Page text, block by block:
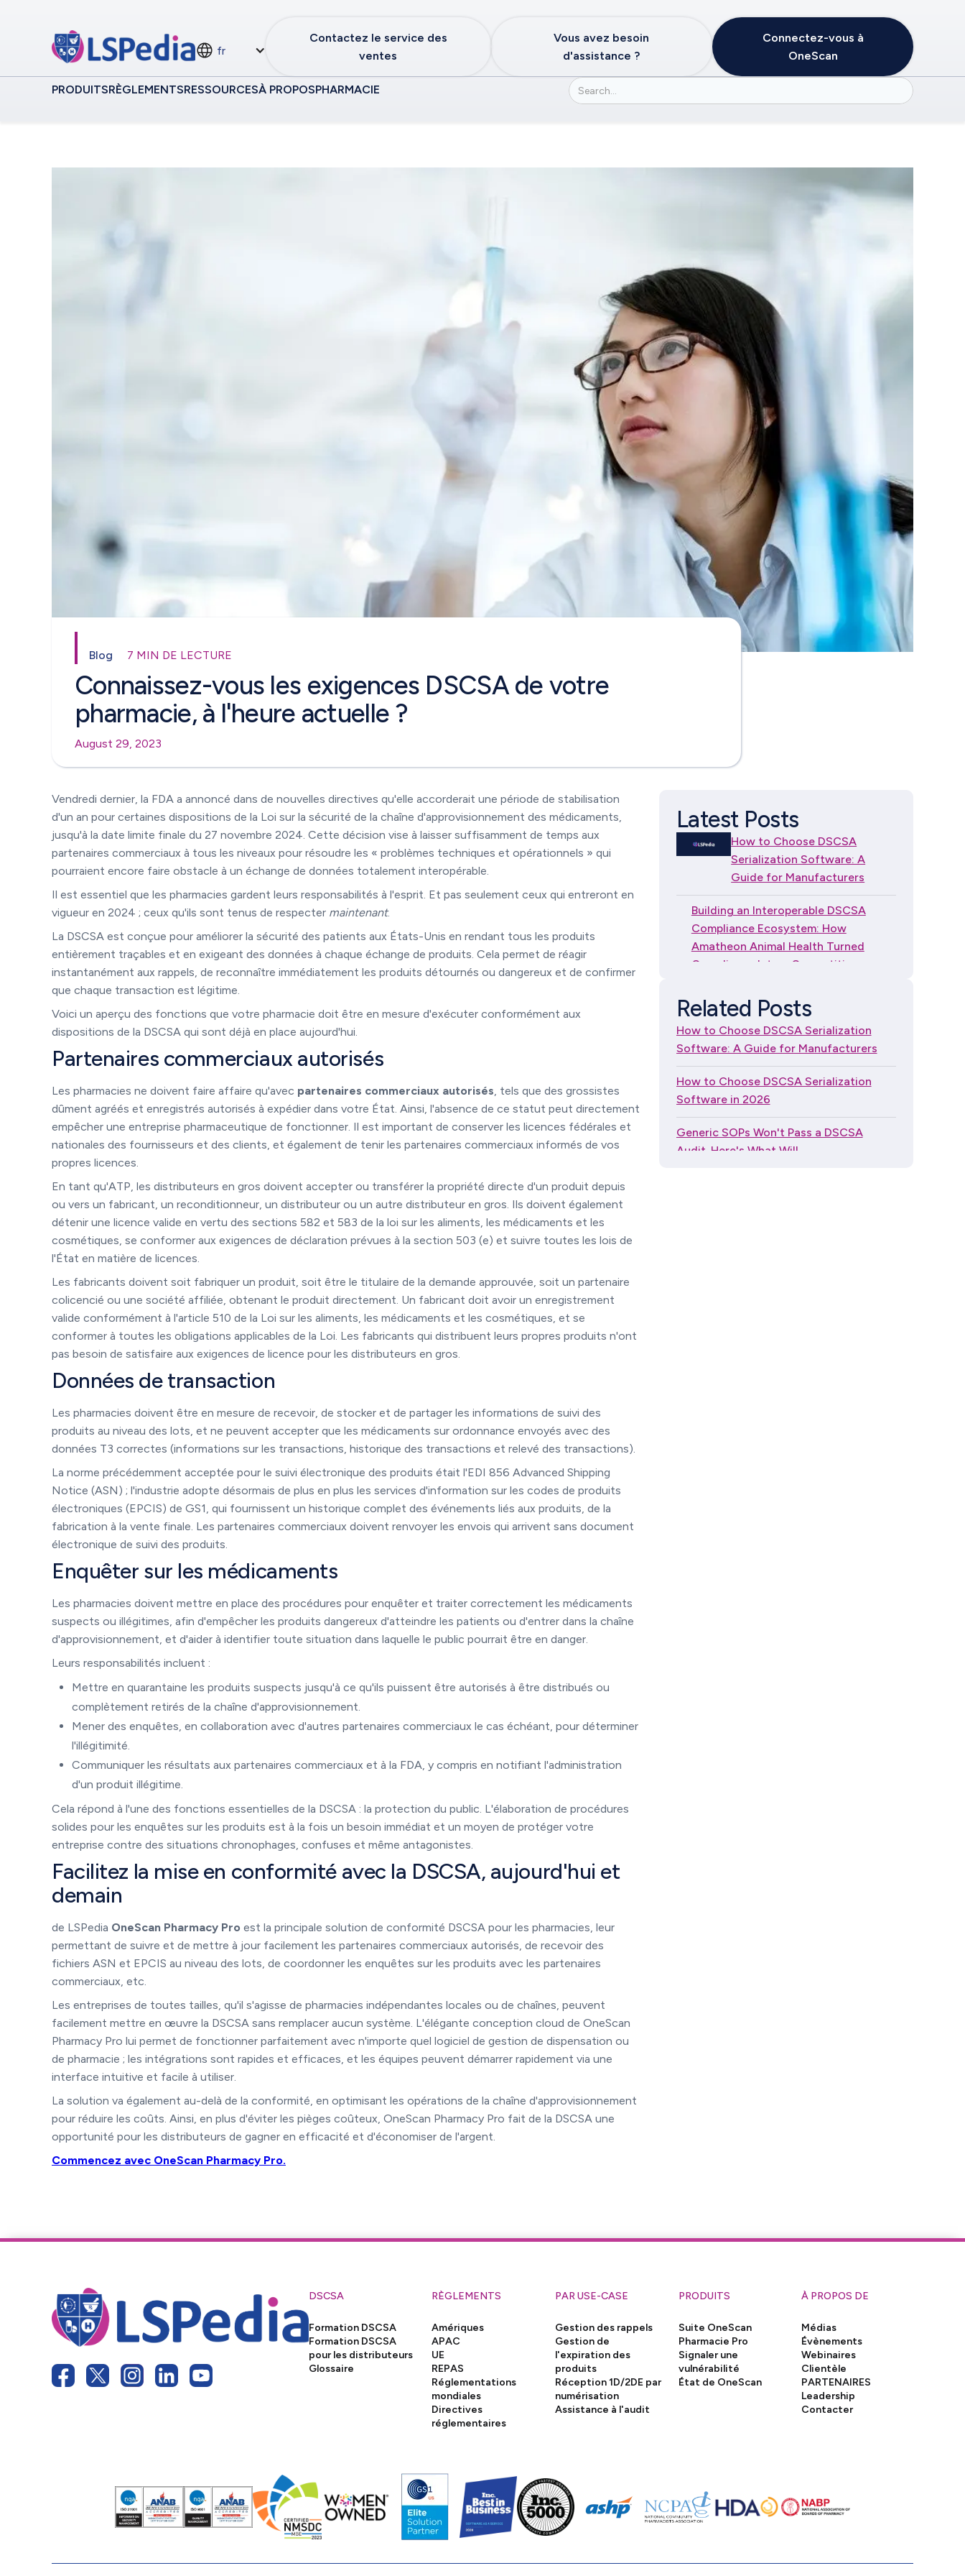
fr
Contactez le service des
ventes
Vous avez besoin
d'assistance ?
Connectez-vous à
OneScan
PRODUITSRÈGLEMENTSRESSOURCESÀ PROPOSPHARMACIE
Blog 7 MIN DE LECTURE
Connaissez-vous les exigences DSCSA de votre
pharmacie, à l'heure actuelle ?
August 29, 2023
Vendredi dernier, la FDA a annoncé dans de nouvelles directives qu'elle accorderait une période de stabilisation
d'un an pour certaines dispositions de la Loi sur la sécurité de la chaîne d'approvisionnement des médicaments,
jusqu'à la date limite finale du 27 novembre 2024. Cette décision vise à laisser suffisamment de temps aux
partenaires commerciaux à tous les niveaux pour résoudre les « problèmes techniques et opérationnels » qui
pourraient encore faire obstacle à un échange de données totalement interopérable.
Il est essentiel que les pharmacies gardent leurs responsabilités à l'esprit. Et pas seulement ceux qui entreront en
vigueur en 2024 ; ceux qu'ils sont tenus de respecter maintenant.
La DSCSA est conçue pour améliorer la sécurité des patients aux États-Unis en rendant tous les produits
entièrement traçables et en exigeant des données à chaque échange de produits. Cela permet de réagir
instantanément aux rappels, de reconnaître immédiatement les produits détournés ou dangereux et de confirmer
que chaque transaction est légitime.
Voici un aperçu des fonctions que votre pharmacie doit être en mesure d'exécuter conformément aux
dispositions de la DSCSA qui sont déjà en place aujourd'hui.
Partenaires commerciaux autorisés
Les pharmacies ne doivent faire affaire qu'avec partenaires commerciaux autorisés, tels que des grossistes
dûment agréés et enregistrés autorisés à expédier dans votre État. Ainsi, l'absence de ce statut peut directement
empêcher une entreprise pharmaceutique de fonctionner. Il est important de conserver les licences fédérales et
nationales des fournisseurs et des clients, et également de tenir les partenaires commerciaux informés de vos
propres licences.
En tant qu'ATP, les distributeurs en gros doivent accepter ou transférer la propriété directe d'un produit depuis
ou vers un fabricant, un reconditionneur, un distributeur ou un autre distributeur en gros. Ils doivent également
détenir une licence valide en vertu des sections 582 et 583 de la loi sur les aliments, les médicaments et les
cosmétiques, se conformer aux exigences de déclaration prévues à la section 503 (e) et suivre toutes les lois de
l'État en matière de licences.
Les fabricants doivent soit fabriquer un produit, soit être le titulaire de la demande approuvée, soit un partenaire
colicencié ou une société affiliée, obtenant le produit directement. Un fabricant doit avoir un enregistrement
valide conformément à l'article 510 de la Loi sur les aliments, les médicaments et les cosmétiques, et se
conformer à toutes les obligations applicables de la Loi. Les fabricants qui distribuent leurs propres produits n'ont
pas besoin de satisfaire aux exigences de licence pour les distributeurs en gros.
Données de transaction
Les pharmacies doivent être en mesure de recevoir, de stocker et de partager les informations de suivi des
produits au niveau des lots, et ne peuvent accepter que les médicaments sur ordonnance envoyés avec des
données T3 correctes (informations sur les transactions, historique des transactions et relevé des transactions).
La norme précédemment acceptée pour le suivi électronique des produits était l'EDI 856 Advanced Shipping
Notice (ASN) ; l'industrie adopte désormais de plus en plus les services d'information sur les codes de produits
électroniques (EPCIS) de GS1, qui fournissent un historique complet des événements liés aux produits, de la
fabrication à la vente finale. Les partenaires commerciaux doivent renvoyer les envois qui arrivent sans document
électronique de suivi des produits.
Enquêter sur les médicaments
Les pharmacies doivent mettre en place des procédures pour enquêter et traiter correctement les médicaments
suspects ou illégitimes, afin d'empêcher les produits dangereux d'atteindre les patients ou d'entrer dans la chaîne
d'approvisionnement, et d'aider à identifier toute situation dans laquelle le public pourrait être en danger.
Leurs responsabilités incluent :
Mettre en quarantaine les produits suspects jusqu'à ce qu'ils puissent être autorisés à être distribués ou
complètement retirés de la chaîne d'approvisionnement.
Mener des enquêtes, en collaboration avec d'autres partenaires commerciaux le cas échéant, pour déterminer
l'illégitimité.
Communiquer les résultats aux partenaires commerciaux et à la FDA, y compris en notifiant l'administration
d'un produit illégitime.
Cela répond à l'une des fonctions essentielles de la DSCSA : la protection du public. L'élaboration de procédures
solides pour les enquêtes sur les produits est à la fois un besoin immédiat et un moyen de protéger votre
entreprise contre des situations chronophages, confuses et même antagonistes.
Facilitez la mise en conformité avec la DSCSA, aujourd'hui et
demain
de LSPedia OneScan Pharmacy Pro est la principale solution de conformité DSCSA pour les pharmacies, leur
permettant de suivre et de mettre à jour facilement les partenaires commerciaux autorisés, de recevoir des
fichiers ASN et EPCIS au niveau des lots, de coordonner les enquêtes sur les produits avec les partenaires
commerciaux, etc.
Les entreprises de toutes tailles, qu'il s'agisse de pharmacies indépendantes locales ou de chaînes, peuvent
facilement mettre en œuvre la DSCSA sans remplacer aucun système. L'élégante conception cloud de OneScan
Pharmacy Pro lui permet de fonctionner parfaitement avec n'importe quel logiciel de gestion de dispensation ou
de pharmacie ; les intégrations sont rapides et efficaces, et les équipes peuvent démarrer rapidement via une
interface intuitive et facile à utiliser.
La solution va également au-delà de la conformité, en optimisant les opérations de la chaîne d'approvisionnement
pour réduire les coûts. Ainsi, en plus d'éviter les pièges coûteux, OneScan Pharmacy Pro fait de la DSCSA une
opportunité pour les distributeurs de gagner en efficacité et d'économiser de l'argent.
Commencez avec OneScan Pharmacy Pro.
Latest Posts
How to Choose DSCSA
Serialization Software: A
Guide for Manufacturers
Building an Interoperable DSCSA
Compliance Ecosystem: How
Amatheon Animal Health Turned
Compliance Into a Competitive
How to Choose DSCSA
Serialization Software: A
Guide for Independent
Dispensers
Related Posts
How to Choose DSCSA Serialization
Software: A Guide for Manufacturers
How to Choose DSCSA Serialization
Software in 2026
Generic SOPs Won't Pass a DSCSA
Audit. Here's What Will.
DSCSA
Formation DSCSA
Formation DSCSA
pour les distributeurs
Glossaire
RÈGLEMENTS
Amériques
APAC
UE
REPAS
Réglementations
mondiales
Directives
réglementaires
PAR USE-CASE
Gestion des rappels
Gestion de
l'expiration des
produits
Réception 1D/2DE par
numérisation
Assistance à l'audit
PRODUITS
Suite OneScan
Pharmacie Pro
Signaler une
vulnérabilité
État de OneScan
À PROPOS DE
Médias
Évènements
Webinaires
Clientèle
PARTENAIRES
Leadership
Contacter